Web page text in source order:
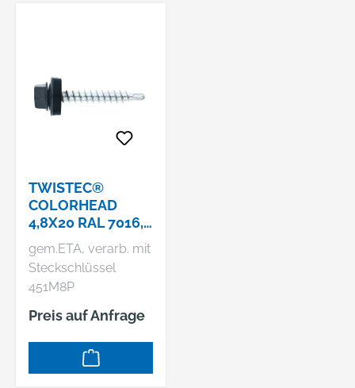
TWISTEC®
COLORHEAD
4,8X20 RAL 7016,
À 100 STK.
gem.ETA, verarb. mit
Steckschlüssel
451M8P
Preis auf Anfrage